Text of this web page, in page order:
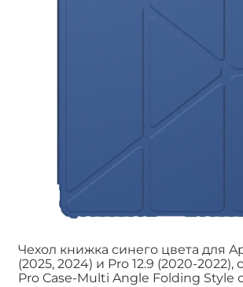
Чехол книжка синего цвета для
(2025, 2024) и Pro 12.9 (2020-
Pro Case-Multi Angle Folding Style